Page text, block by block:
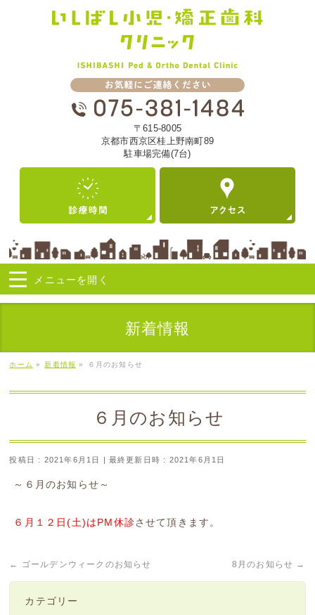
〒615-8005
京都市西京区桂上野南町89
駐車場完備(7台)
メニューを開く
新着情報
ホーム » 新着情報 » ６月のお知らせ
６月のお知らせ
投稿日 : 2021年6月1日 最終更新日時 : 2021年6月1日
～６月のお知らせ～
６月１２日(土)はPM休診させて頂きます。
← ゴールデンウィークのお知らせ 8月のお知らせ →
カテゴリー